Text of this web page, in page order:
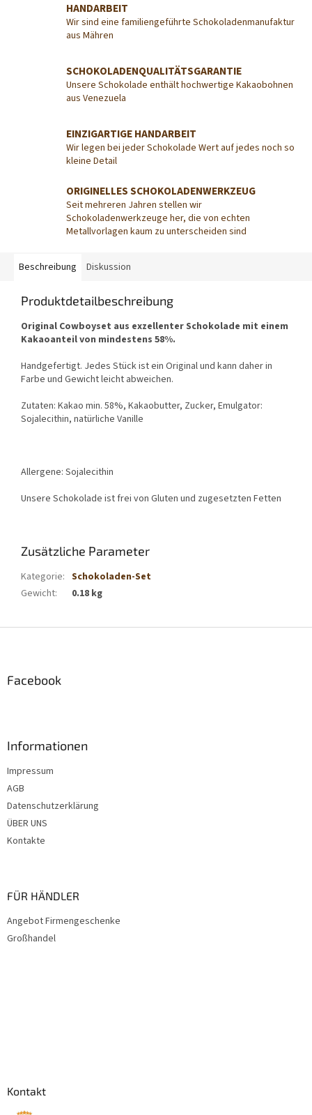
HANDARBEIT
Wir sind eine familiengeführte Schokoladenmanufaktur
aus Mähren
SCHOKOLADENQUALITÄTSGARANTIE
Unsere Schokolade enthält hochwertige Kakaobohnen
aus Venezuela
EINZIGARTIGE HANDARBEIT
Wir legen bei jeder Schokolade Wert auf jedes noch so
kleine Detail
ORIGINELLES SCHOKOLADENWERKZEUG
Seit mehreren Jahren stellen wir
Schokoladenwerkzeuge her, die von echten
Metallvorlagen kaum zu unterscheiden sind
Beschreibung Diskussion
Produktdetailbeschreibung
Original Cowboyset aus exzellenter Schokolade mit einem
Kakaoanteil von mindestens 58%.
Handgefertigt. Jedes Stück ist ein Original und kann daher in
Farbe und Gewicht leicht abweichen.
Zutaten: Kakao min. 58%, Kakaobutter, Zucker, Emulgator:
Sojalecithin, natürliche Vanille
Allergene: Sojalecithin
Unsere Schokolade ist frei von Gluten und zugesetzten Fetten
Zusätzliche Parameter
Kategorie: Schokoladen-Set
Gewicht: 0.18 kg
Facebook
Informationen
Impressum
AGB
Datenschutzerklärung
ÜBER UNS
Kontakte
FÜR HÄNDLER
Angebot Firmengeschenke
Großhandel
Kontakt